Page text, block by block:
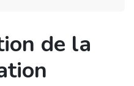
de la